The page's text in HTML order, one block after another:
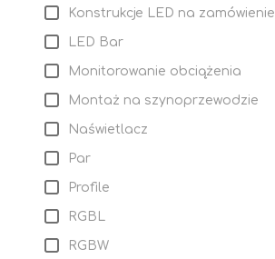
Konstrukcje LED na zamówienie
LED Bar
Monitorowanie obciążenia
Montaż na szynoprzewodzie
Naświetlacz
Par
Profile
RGBL
RGBW